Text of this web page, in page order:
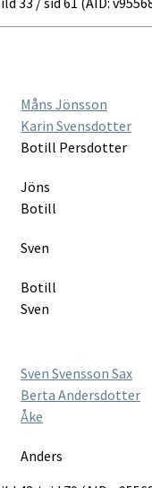
Måns Jönsson
Karin Svensdotter
Botill Persdotter
Jöns
Botill
Sven
Botill
Sven
Sven Svensson Sax
Berta Andersdotter
Åke
Anders